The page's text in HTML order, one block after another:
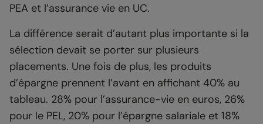
PEA et l’assurance vie en UC.
La différence serait d’autant plus importante si la
sélection devait se porter sur plusieurs
placements. Une fois de plus, les produits
d’épargne prennent l’avant en affichant 40% au
tableau. 28% pour l’assurance-vie en euros, 26%
pour le PEL, 20% pour l’épargne salariale et 18%